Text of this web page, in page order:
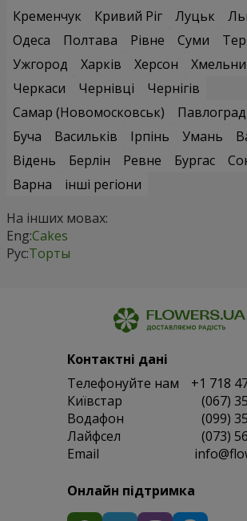
Кременчук
Кривий Ріг Луцьк
Одеса
Полтава Рівне Суми
Ужгород
Харків Херсон
Черкаси
Чернівці
Чернігів
Самар (Новомосковськ)
Павлоград
Буча
Васильків Ірпінь Умань
Відень
Берлін Ревне Бургас
Варна
інші регіони
На інших мовах:
Eng:Cakes
Рус:Торты
Контактні дані
Телефонуйте нам
+1 718
Київстар
(067)
Водафон
(099)
Лайфсел
(073)
Email
Онлайн підтримка